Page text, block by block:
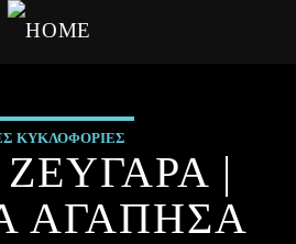
ΚΥΚΛΟΦΟΡΙΕΣ
|
ΑΓΑΠΗΣΑ